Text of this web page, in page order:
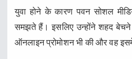
युवा होने के कारण पवन सोशल
समझते हैं। इसलिए उन्होंने शहद बेचने
ऑनलाइन प्रोमोशन भी की और वह